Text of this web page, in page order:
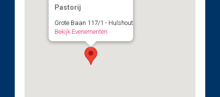
Pastorij
Grote Baan 117/1 - Hulshout
Bekijk Evenementen